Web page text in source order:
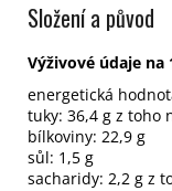
Složení a původ
Výživové údaje na
energetická
tuky: 36,4 g z toho
bílkoviny: 22,9 g
sůl: 1,5 g
sacharidy: 2,2 g z